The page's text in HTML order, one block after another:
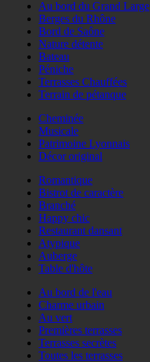
Au bord du Grand Large
Berges du Rhône
Bord de Saône
Nature détente
Bateau
Péniche
Terrasses Chauffées
Terrain de pétanque
Cheminée
Musicale
Patrimoine Lyonnais
Décor original
Romantique
Bistrot de caractère
Branché
Happy chic
Restaurant dansant
Atypique
Auberge
Table d'hôte
Au bord de l'eau
Charme urbain
Au vert
Premières terrasses
Terrasses secrètes
Toutes les terrasses